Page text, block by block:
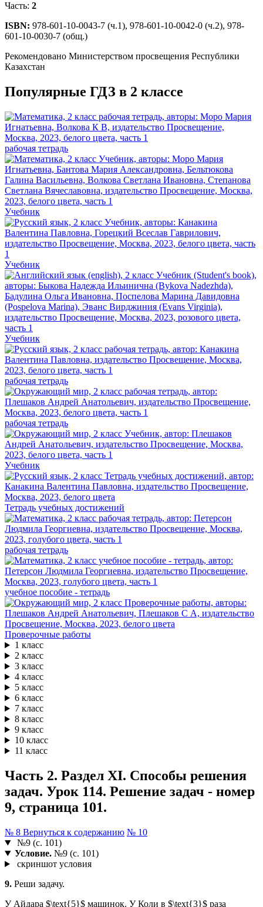
Часть: 2
ISBN: 978-601-10-0043-7 (ч.1), 978-601-10-0042-0 (ч.2), 978-
601-10-0030-7 (общ.)
Рекомендовано Министерством просвещения Республики
Казахстан
Популярные ГДЗ в 2 классе
рабочая тетрадь
Учебник
Учебник
Учебник
рабочая тетрадь
рабочая тетрадь
Учебник
Тетрадь учебных достижений
рабочая тетрадь
учебное пособие - тетрадь
Проверочные работы
1 класс
2 класс
3 класс
4 класс
5 класс
6 класс
7 класс
8 класс
9 класс
10 класс
11 класс
Часть 2. Раздел XI. Способы решения
задач. Урок 114. Решение задач - номер
9, страница 101.
№ 8 Вернуться к содержанию № 10
№9 (с. 101)
Условие.№9 (с. 101)
скриншот условия
9. Реши задачу.
У Айдара $\text{5}$ машинок. У Коли в $\text{3}$ раза